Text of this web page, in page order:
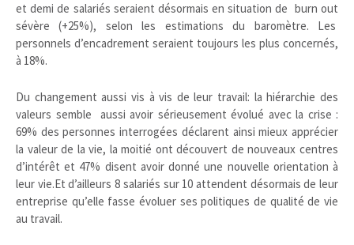
et demi de salariés seraient désormais en situation de burn out
sévère (+25%), selon les estimations du baromètre. Les
personnels d’encadrement seraient toujours les plus concernés,
à 18%.
Du changement aussi vis à vis de leur travail: la hiérarchie des
valeurs semble aussi avoir sérieusement évolué avec la crise :
69% des personnes interrogées déclarent ainsi mieux apprécier
la valeur de la vie, la moitié ont découvert de nouveaux centres
d’intérêt et 47% disent avoir donné une nouvelle orientation à
leur vie.Et d’ailleurs 8 salariés sur 10 attendent désormais de leur
entreprise qu’elle fasse évoluer ses politiques de qualité de vie
au travail.